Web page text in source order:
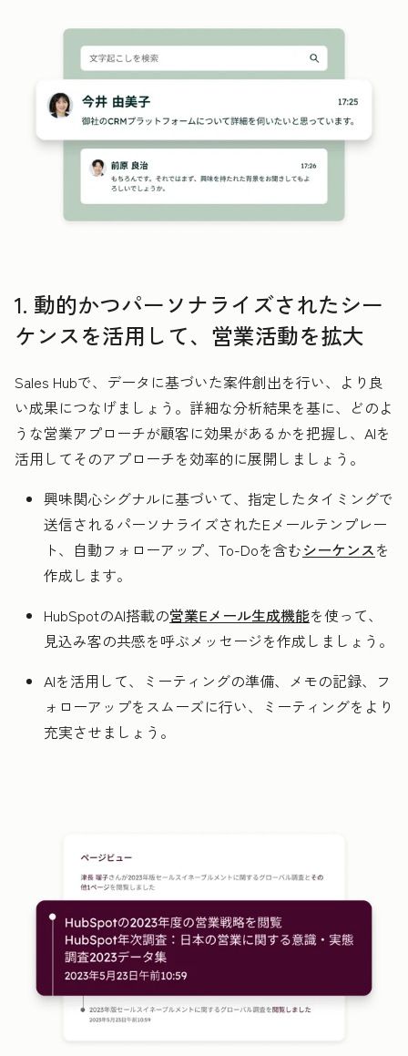
1. 動的かつパーソナライズされたシー
ケンスを活用して、営業活動を拡大
Sales Hubで、データに基づいた案件創出を行い、より良
い成果につなげましょう。詳細な分析結果を基に、どのよ
うな営業アプローチが顧客に効果があるかを把握し、AIを
活用してそのアプローチを効率的に展開しましょう。
興味関心シグナルに基づいて、指定したタイミングで
送信されるパーソナライズされたEメールテンプレー
ト、自動フォローアップ、To-Doを含むシーケンスを
作成します。
HubSpotのAI搭載の営業Eメール生成機能を使って、
見込み客の共感を呼ぶメッセージを作成しましょう。
AIを活用して、ミーティングの準備、メモの記録、フ
ォローアップをスムーズに行い、ミーティングをより
充実させましょう。